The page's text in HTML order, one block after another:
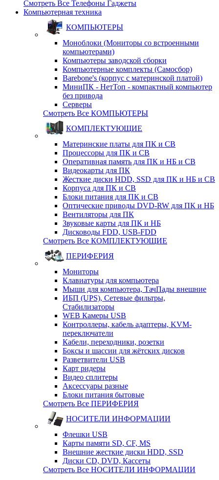
Смотреть Все Телефоны Гаджеты
Компьютерная техника
КОМПЬЮТЕРЫ
Моноблоки (Мониторы со встроенными
компьютерами)
Компьютеры заводской сборки
Компьютерные комплекты (Самосбор)
Barebone's (корпус с материнской платой)
МиниПК - НетТоп - компактный компьютер
без привода
Серверы
Смотреть Все КОМПЬЮТЕРЫ
КОМПЛЕКТУЮЩИЕ
Материнские платы для ПК и СВ
Процессоры для ПК и СВ
Оперативная память для ПК и НБ и СВ
Видеокарты для ПК
Жесткие диски HDD, SSD для ПК и НБ и СВ
Корпуса для ПК и СВ
Блоки питания для ПК и СВ
Оптические приводы DVD-RW для ПК и НБ
Вентиляторы для ПК
Звуковые карты для ПК и НБ
Дисководы FDD, USB-FDD
Смотреть Все КОМПЛЕКТУЮЩИЕ
ПЕРИФЕРИЯ
Мониторы
Клавиатуры для компьютера
Мыши для компьютера, ТачПады внешние
ИБП (UPS), Cетевые фильтры,
Cтабилизаторы
WEB Камеры USB
Контроллеры, кабель адаптеры, KVM-
переключатели
Кабели, переходники, розетки
Боксы и шассии для жётских дисков
Разветвители USB
Карт ридеры
Видео сплитеры
Аксессуары разные
Блоки питания бытовые
Смотреть Все ПЕРИФЕРИЯ
НОСИТЕЛИ ИНФОРМАЦИИ
Флешки USB
Карты памяти SD, CF, MS
Внешние жесткие диски HDD, SSD
Диски CD, DVD, Кассеты
Смотреть Все НОСИТЕЛИ ИНФОРМАЦИИ